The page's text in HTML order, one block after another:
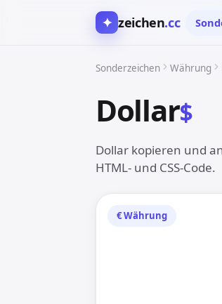
✦ zeichen.cc
Sonderzeichen Währung
Dollar$︎
Dollar kopieren und
HTML- und CSS-Code.
€︎ Währung